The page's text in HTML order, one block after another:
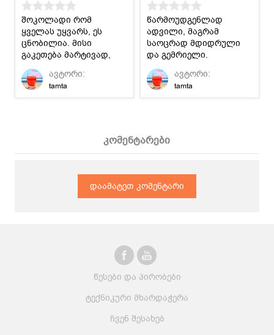
შოკოლადი რომ
ყველას უყვარს, ეს
ცნობილია. მისი
გაკეთება მარტივად,
სახლის პირობებშიც
შეგიძლიათ.
ავტორი:
tamta
წარმოუდგენლად
ადვილი, მაგრამ
საოცრად მდიდრული
და გემრიელი.
ჩაიტკბარუნეთ პირი :)
ავტორი:
tamta
კომენტარები
დაამატეთ კომენტარი
ჩვენ შესახებ
წესები და პირობები
ტექნიკური მხარდაჭერა